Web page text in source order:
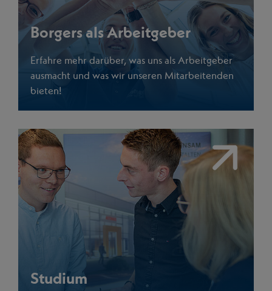
Borgers als Arbeitgeber
Erfahre mehr darüber, was uns als Arbeitgeber
ausmacht und was wir unseren Mitarbeitenden
bieten!
Studium
Link<